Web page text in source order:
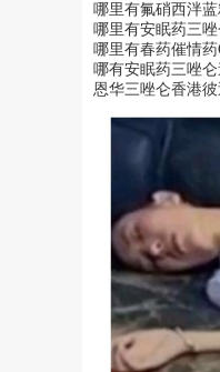
哪里有氟硝西泮蓝
哪里有安眠药三唑
哪里有春药催情药
哪有安眠药三唑
恩华三唑仑香港